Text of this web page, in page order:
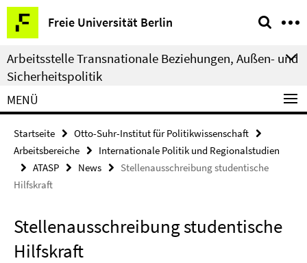
Springe
direkt
zu
Inhalt
Freie Universität Berlin
Service-
Navigation
Arbeitsstelle Transnationale Beziehungen, Außen- und
Sicherheitspolitik
MENÜ
Startseite
Otto-Suhr-Institut für Politikwissenschaft
Arbeitsbereiche
Internationale Politik und Regionalstudien
ATASP
News
Stellenausschreibung studentische
Hilfskraft
Stellenausschreibung studentische
Hilfskraft